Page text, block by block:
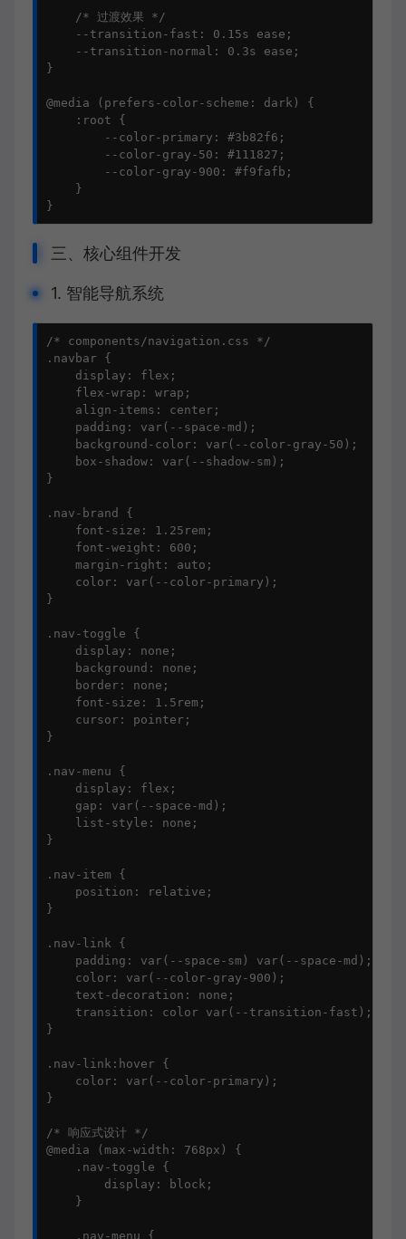
    /* 过渡效果 */
    --transition-fast: 0.15s ease;
    --transition-normal: 0.3s ease;
}
@media (prefers-color-scheme: dark) {
    :root {
        --color-primary: #3b82f6;
        --color-gray-50: #111827;
        --color-gray-900: #f9fafb;
    }
}
三、核心组件开发
1. 智能导航系统
/* components/navigation.css */
.navbar {
    display: flex;
    flex-wrap: wrap;
    align-items: center;
    padding: var(--space-md);
    background-color: var(--color-gray-50);
    box-shadow: var(--shadow-sm);
}
.nav-brand {
    font-size: 1.25rem;
    font-weight: 600;
    margin-right: auto;
    color: var(--color-primary);
}
.nav-toggle {
    display: none;
    background: none;
    border: none;
    font-size: 1.5rem;
    cursor: pointer;
}
.nav-menu {
    display: flex;
    gap: var(--space-md);
    list-style: none;
}
.nav-item {
    position: relative;
}
.nav-link {
    padding: var(--space-sm) var(--space-md);
    color: var(--color-gray-900);
    text-decoration: none;
    transition: color var(--transition-fast);
}
.nav-link:hover {
    color: var(--color-primary);
}
/* 响应式设计 */
@media (max-width: 768px) {
    .nav-toggle {
        display: block;
    }
    .nav-menu {